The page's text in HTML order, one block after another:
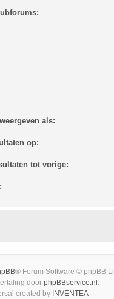
als:
op:
tot vorige:
® Forum Software © phpBB
door phpBBservice.nl .
created by INVENTEA